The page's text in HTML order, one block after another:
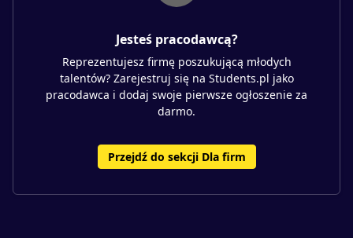
Jesteś pracodawcą?
Reprezentujesz firmę poszukującą młodych
talentów? Zarejestruj się na Students.pl jako
pracodawca i dodaj swoje pierwsze ogłoszenie za
darmo.
Przejdź do sekcji Dla firm